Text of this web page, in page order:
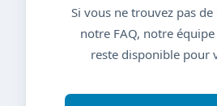
Si vous ne trouvez pas
notre FAQ, notre équipe
reste disponible pour